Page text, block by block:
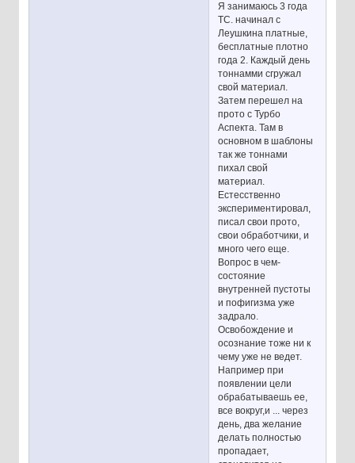
Я занимаюсь 3 года
ТС. начинал с
Леушкина платные,
бесплатные плотно
года 2. Каждый день
тоннамми сгружал
свой материал.
Затем перешел на
прото с Турбо
Аспекта. Там в
основном в шаблоны
так же тоннами
пихал свой
материал.
Естесственно
экспериментировал,
писал свои прото,
свои обработчики, и
много чего еще.
Вопрос в чем-
состояние
внутренней пустоты
и пофигизма уже
задрало.
Освобождение и
осознание тоже ни к
чему уже не ведет.
Например при
появлении цели
обрабатываешь ее,
все вокруг,и ... через
день, два желание
делать полностью
пропадает,